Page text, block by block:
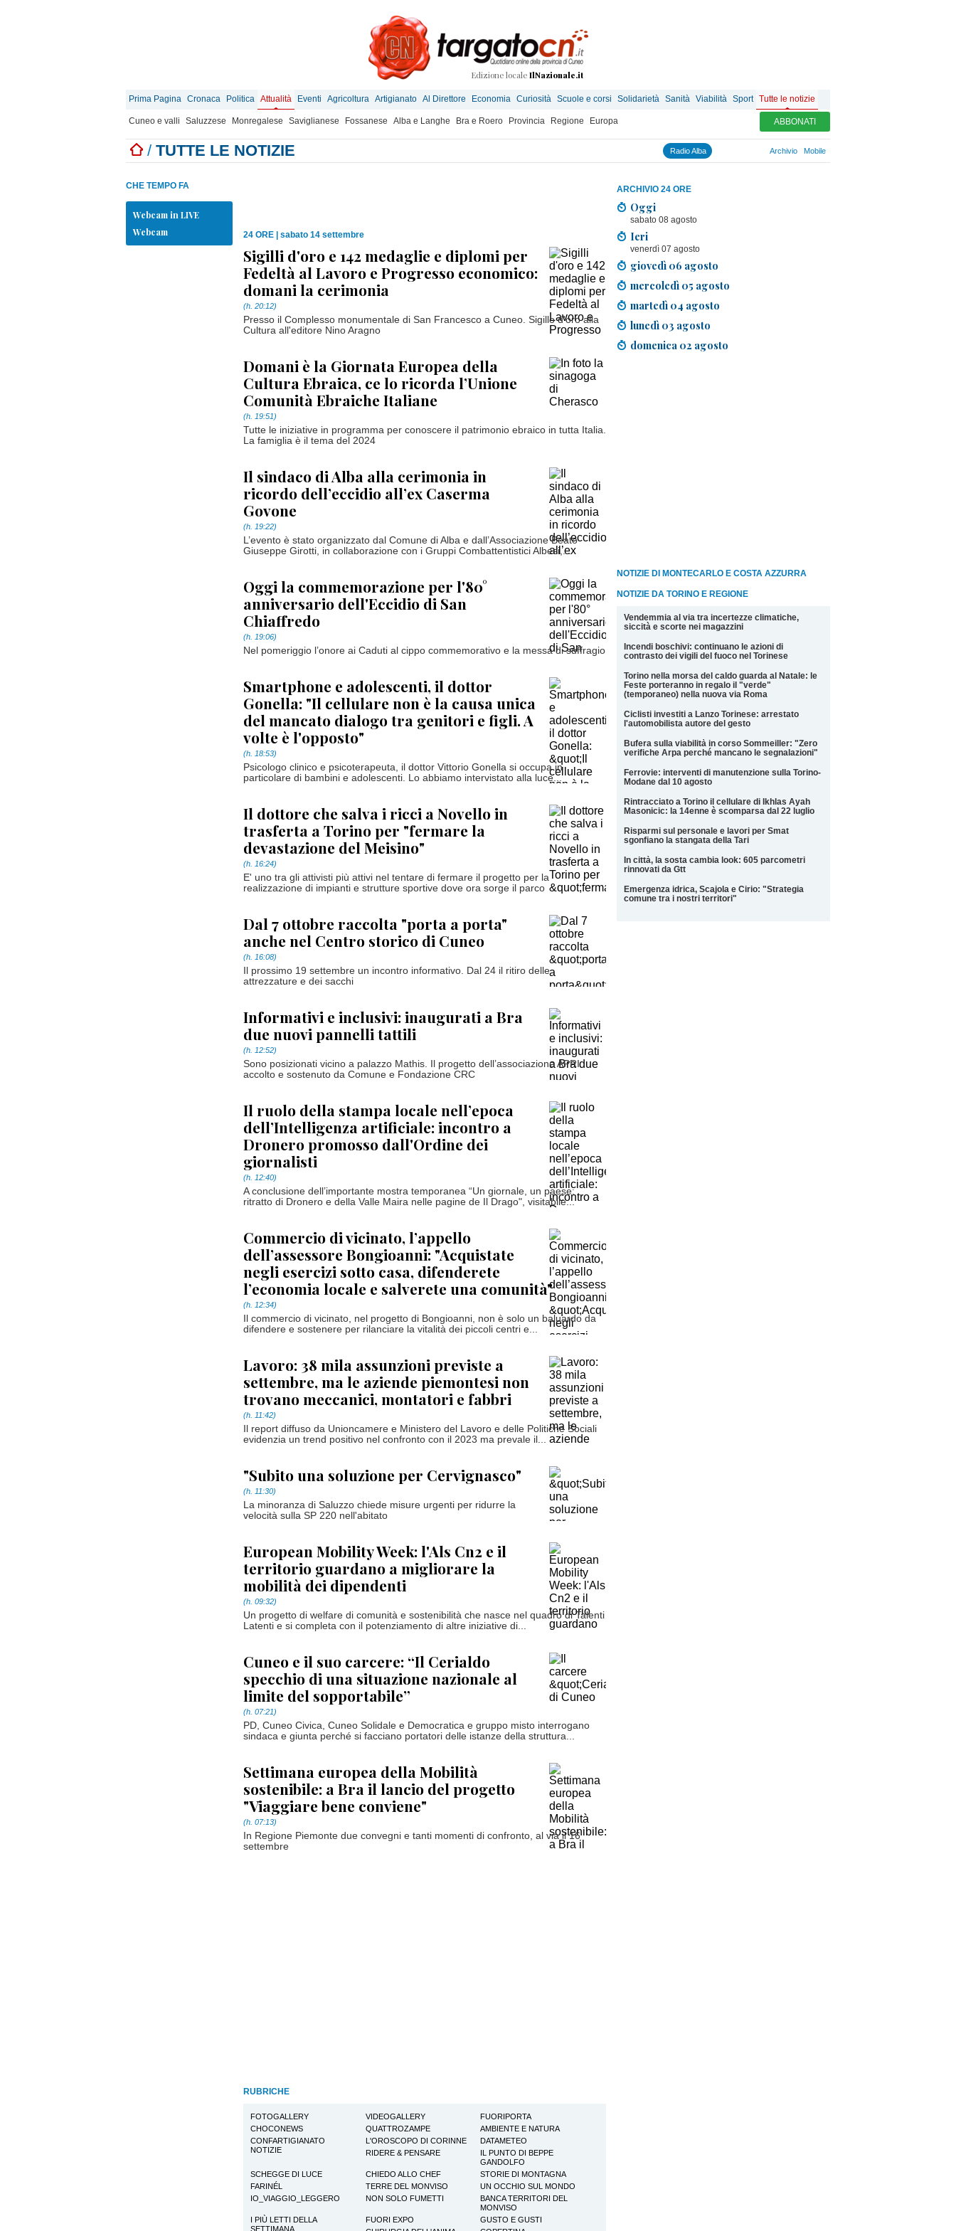
Edizione locale IlNazionale.it
Prima Pagina Cronaca Politica Attualità Eventi Agricoltura Artigianato Al Direttore Economia Curiosità Scuole e corsi Solidarietà Sanità Viabilità Sport Tutte le notizie
Cuneo e valli Saluzzese Monregalese Saviglianese Fossanese Alba e Langhe Bra e Roero Provincia Regione Europa ABBONATI
/ TUTTE LE NOTIZIE Radio Alba Archivio Mobile
ARCHIVIO 24 ORE
Oggi
sabato 08 agosto
Ieri
venerdì 07 agosto
giovedì 06 agosto
mercoledì 05 agosto
martedì 04 agosto
lunedì 03 agosto
domenica 02 agosto
NOTIZIE DI MONTECARLO E COSTA AZZURRA
NOTIZIE DA TORINO E REGIONE
Vendemmia al via tra incertezze climatiche,
siccità e scorte nei magazzini
Incendi boschivi: continuano le azioni di
contrasto dei vigili del fuoco nel Torinese
Torino nella morsa del caldo guarda al Natale: le
Feste porteranno in regalo il "verde"
(temporaneo) nella nuova via Roma
Ciclisti investiti a Lanzo Torinese: arrestato
l'automobilista autore del gesto
Bufera sulla viabilità in corso Sommeiller: "Zero
verifiche Arpa perché mancano le segnalazioni"
Ferrovie: interventi di manutenzione sulla Torino-
Modane dal 10 agosto
Rintracciato a Torino il cellulare di Ikhlas Ayah
Masonicic: la 14enne è scomparsa dal 22 luglio
Risparmi sul personale e lavori per Smat
sgonfiano la stangata della Tari
In città, la sosta cambia look: 605 parcometri
rinnovati da Gtt
Emergenza idrica, Scajola e Cirio: "Strategia
comune tra i nostri territori"
CHE TEMPO FA
Webcam in LIVE
Webcam
24 ORE sabato 14 settembre
Sigilli d'oro e 142 medaglie e diplomi per
Fedeltà al Lavoro e Progresso economico:
domani la cerimonia
(h. 20:12)
Presso il Complesso monumentale di San Francesco a Cuneo. Sigillo d'oro alla
Cultura all'editore Nino Aragno
Domani è la Giornata Europea della
Cultura Ebraica, ce lo ricorda l’Unione
Comunità Ebraiche Italiane
(h. 19:51)
Tutte le iniziative in programma per conoscere il patrimonio ebraico in tutta Italia.
La famiglia è il tema del 2024
Il sindaco di Alba alla cerimonia in
ricordo dell’eccidio all’ex Caserma
Govone
(h. 19:22)
L’evento è stato organizzato dal Comune di Alba e dall’Associazione Beato
Giuseppe Girotti, in collaborazione con i Gruppi Combattentistici Albesi,...
Oggi la commemorazione per l'80°
anniversario dell'Eccidio di San
Chiaffredo
(h. 19:06)
Nel pomeriggio l’onore ai Caduti al cippo commemorativo e la messa di suffragio
Smartphone e adolescenti, il dottor
Gonella: "Il cellulare non è la causa unica
del mancato dialogo tra genitori e figli. A
volte è l'opposto"
(h. 18:53)
Psicologo clinico e psicoterapeuta, il dottor Vittorio Gonella si occupa in
particolare di bambini e adolescenti. Lo abbiamo intervistato alla luce...
Il dottore che salva i ricci a Novello in
trasferta a Torino per "fermare la
devastazione del Meisino"
(h. 16:24)
E' uno tra gli attivisti più attivi nel tentare di fermare il progetto per la
realizzazione di impianti e strutture sportive dove ora sorge il parco
Dal 7 ottobre raccolta "porta a porta"
anche nel Centro storico di Cuneo
(h. 16:08)
Il prossimo 19 settembre un incontro informativo. Dal 24 il ritiro delle
attrezzature e dei sacchi
Informativi e inclusivi: inaugurati a Bra
due nuovi pannelli tattili
(h. 12:52)
Sono posizionati vicino a palazzo Mathis. Il progetto dell’associazione APRI
accolto e sostenuto da Comune e Fondazione CRC
Il ruolo della stampa locale nell’epoca
dell’Intelligenza artificiale: incontro a
Dronero promosso dall'Ordine dei
giornalisti
(h. 12:40)
A conclusione dell’importante mostra temporanea “Un giornale, un paese:
ritratto di Dronero e della Valle Maira nelle pagine de Il Drago", visitabile...
Commercio di vicinato, l’appello
dell’assessore Bongioanni: "Acquistate
negli esercizi sotto casa, difenderete
l’economia locale e salverete una comunità"
(h. 12:34)
Il commercio di vicinato, nel progetto di Bongioanni, non è solo un baluardo da
difendere e sostenere per rilanciare la vitalità dei piccoli centri e...
Lavoro: 38 mila assunzioni previste a
settembre, ma le aziende piemontesi non
trovano meccanici, montatori e fabbri
(h. 11:42)
Il report diffuso da Unioncamere e Ministero del Lavoro e delle Politiche Sociali
evidenzia un trend positivo nel confronto con il 2023 ma prevale il...
"Subito una soluzione per Cervignasco"
(h. 11:30)
La minoranza di Saluzzo chiede misure urgenti per ridurre la
velocità sulla SP 220 nell'abitato
European Mobility Week: l'Als Cn2 e il
territorio guardano a migliorare la
mobilità dei dipendenti
(h. 09:32)
Un progetto di welfare di comunità e sostenibilità che nasce nel quadro di Talenti
Latenti e si completa con il potenziamento di altre iniziative di...
Cuneo e il suo carcere: “Il Cerialdo
specchio di una situazione nazionale al
limite del sopportabile”
(h. 07:21)
PD, Cuneo Civica, Cuneo Solidale e Democratica e gruppo misto interrogano
sindaca e giunta perché si facciano portatori delle istanze della struttura...
Settimana europea della Mobilità
sostenibile: a Bra il lancio del progetto
"Viaggiare bene conviene"
(h. 07:13)
In Regione Piemonte due convegni e tanti momenti di confronto, al via il 16
settembre
RUBRICHE
FOTOGALLERY VIDEOGALLERY
FUORIPORTA
CHOCONEWS
QUATTROZAMPE
AMBIENTE E NATURA
CONFARTIGIANATO
NOTIZIE
L'OROSCOPO DI CORINNE
DATAMETEO
RIDERE & PENSARE
IL PUNTO DI BEPPE
GANDOLFO
SCHEGGE DI LUCE
CHIEDO ALLO CHEF
STORIE DI MONTAGNA
FARINÉL
TERRE DEL MONVISO
UN OCCHIO SUL MONDO
IO_VIAGGIO_LEGGERO
NON SOLO FUMETTI
BANCA TERRITORI DEL
MONVISO
I PIÙ LETTI DELLA
SETTIMANA
FUORI EXPO
GUSTO E GUSTI